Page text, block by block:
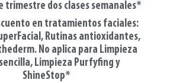
trimestre dos clases semanales*
en tratamientos faciales:
Rutinas antioxidantes,
No aplica para Limpieza
Limpieza Purfyfing y
ShineStop*